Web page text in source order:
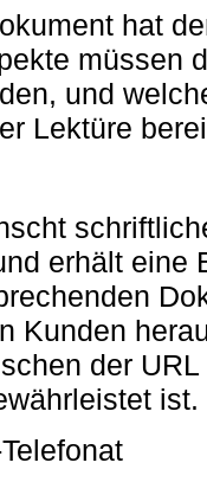
hat
müssen
und
Lektüre
erhält eine
Kunden
der
ist.